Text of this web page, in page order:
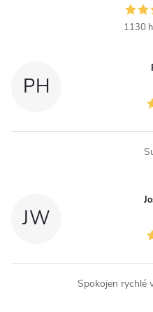
1130
PH
JW
Spokojen rychlé